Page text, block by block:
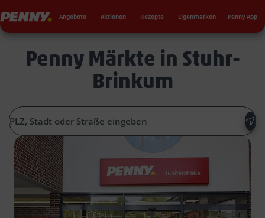
Penny Angebote Aktionen Rezepte Eigenmarken Penny App
Penny Märkte in Stuhr-
Brinkum